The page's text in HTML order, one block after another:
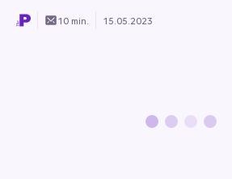
10 min. 15.05.2023